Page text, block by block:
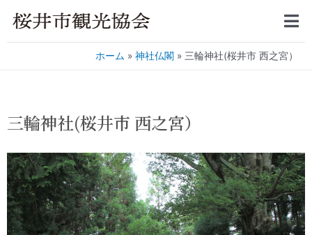
ホーム 神社仏閣 三輪神社(桜井市 西之宮）
三輪神社(桜井市 西之宮）